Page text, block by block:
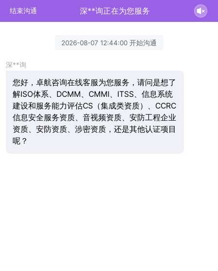
结束沟通 深**询正在为您服务
2026-08-07 12:44:00 开始沟通
深**询
您好，卓航咨询在线客服为您服务，请问是想了
解ISO体系、DCMM、CMMI、ITSS、信息系统
建设和服务能力评估CS（集成类资质）、CCRC
信息安全服务资质、音视频资质、安防工程企业
资质、安防资质、涉密资质，还是其他认证项目
呢？